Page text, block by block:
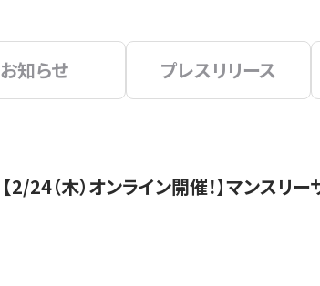
お知らせ プレスリリース
【2/24（木）オンライン開催！】マンス